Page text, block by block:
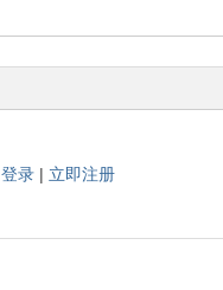
登录| 立即注册